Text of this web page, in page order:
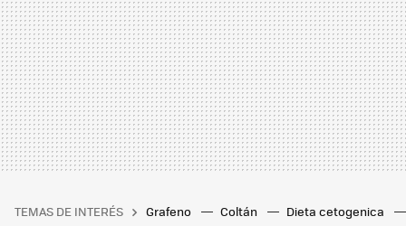
TEMAS DE INTERÉS Grafeno Coltán Dieta cetogenica